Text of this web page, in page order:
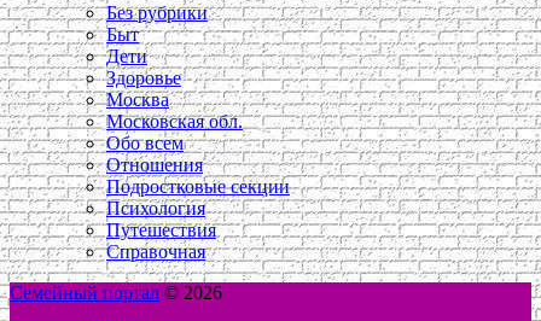
Без рубрики
Быт
Дети
Здоровье
Москва
Московская обл.
Обо всем
Отношения
Подростковые секции
Психология
Путешествия
Справочная
Семейный портал © 2026